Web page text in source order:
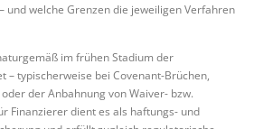
und welche Grenzen die jeweiligen Verfahren
im frühen Stadium der
– typischerweise bei Covenant-Brüchen,
der Anbahnung von Waiver- bzw.
Finanzierer dient es als haftungs- und